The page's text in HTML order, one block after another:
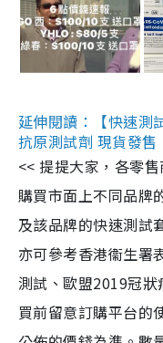
延伸閱讀：【快速測
抗原測試劑 現貨發
<< 提提大家，各零
購買市面上不同品牌
及該品牌的快速測試
亦可參考香港衞生署
測試、歐盟2019冠
買前留意訂購平台的